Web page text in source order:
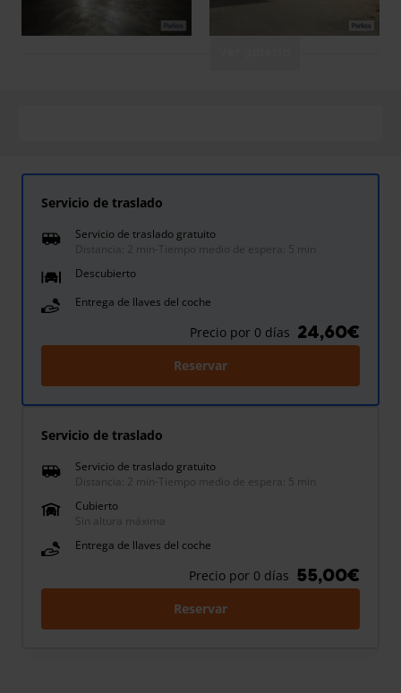
Servicio de traslado
Servicio de traslado gratuito
Distancia: 2 min
Tiempo medio de espera: 5 min
Descubierto
Entrega de llaves del coche
Precio por 0 días 24,60€
Reservar
Servicio de traslado
Servicio de traslado gratuito
Distancia: 2 min
Tiempo medio de espera: 5 min
Cubierto
Sin altura máxima
Entrega de llaves del coche
Precio por 0 días 55,00€
Reservar